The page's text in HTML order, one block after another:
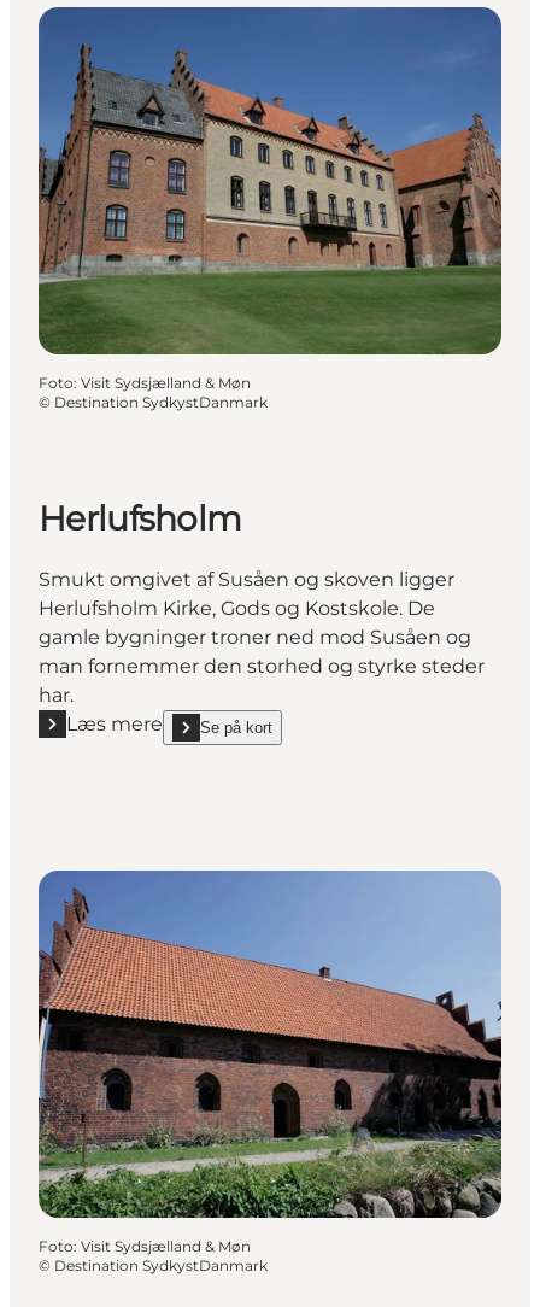
Foto: Visit Sydsjælland & Møn
© Destination SydkystDanmark
Herlufsholm
Smukt omgivet af Susåen og skoven ligger
Herlufsholm Kirke, Gods og Kostskole. De
gamle bygninger troner ned mod Susåen og
man fornemmer den storhed og styrke steder
har.
Læs mere
Læs mere "Herlufsholm"
Se på kort
show Herlufsholm on_map
Foto: Visit Sydsjælland & Møn
© Destination SydkystDanmark